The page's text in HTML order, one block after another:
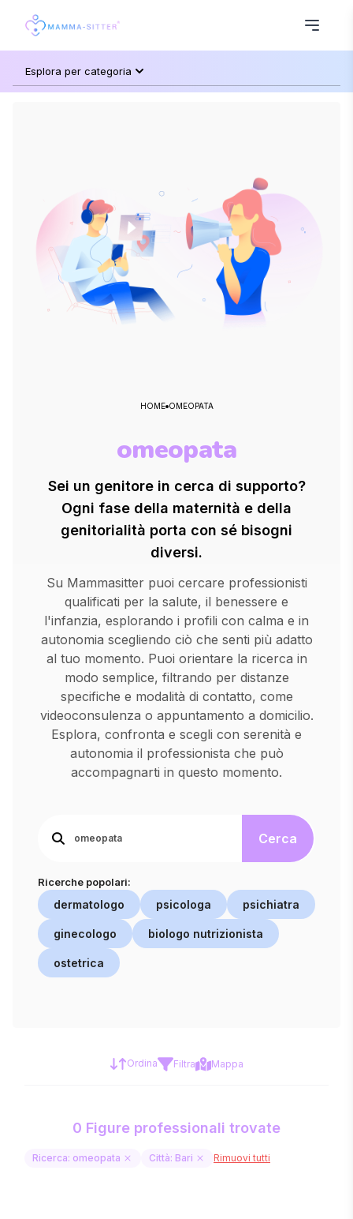
Esplora per categoria
HOME OMEOPATA
omeopata
Sei un genitore in cerca di supporto?
Ogni fase della maternità e della
genitorialità porta con sé bisogni
diversi.
Su Mammasitter puoi cercare professionisti
qualificati per la salute, il benessere e
l'infanzia, esplorando i profili con calma e in
autonomia scegliendo ciò che senti più adatto
al tuo momento. Puoi orientare la ricerca in
modo semplice, filtrando per distanze
specifiche e modalità di contatto, come
videoconsulenza o appuntamento a domicilio.
Esplora, confronta e scegli con serenità e
autonomia il professionista che può
accompagnarti in questo momento.
Cerca
Ricerche popolari:
dermatologo psicologa psichiatra
ginecologo biologo nutrizionista
ostetrica
Ordina Filtra Mappa
0 Figure professionali trovate
Ricerca: omeopata Città: Bari Rimuovi tutti